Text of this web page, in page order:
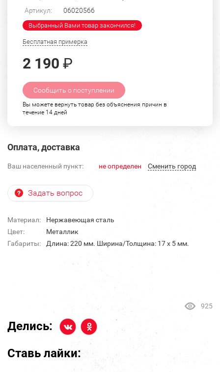
Артикул: 06020566
Выбранный Вами товар закончился!
Бесплатная примерка
2 190 ₽
Сообщить о поступлении
Вы можете вернуть товар без объяснения причин в
течение 14 дней
Оплата, доставка
Ваш населенный пункт: не определен Cменить город
Задать вопрос
Материал:
Нержавеющая сталь
Цвет:
Металлик
Габариты:
Длина: 220 мм. Ширина/Толщина: 17 х 5 мм.
925
Делись:
Ставь лайки: